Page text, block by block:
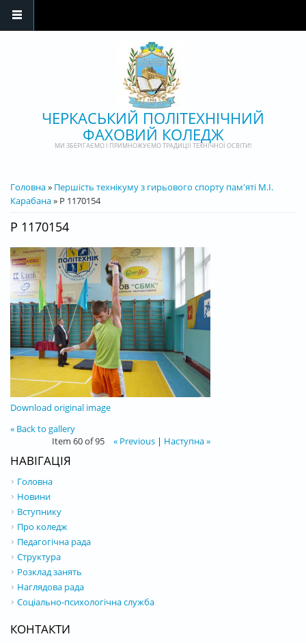
ЧЕРКАСЬКИЙ ПОЛІТЕХНІЧНИЙ
ФАХОВИЙ КОЛЕДЖ
МИ ЗБЕРІГАЄМО І ПРИМНОЖУЄМО ТРАДИЦІЇ ТЕХНІЧНОЇ ОСВІТИ!
ВИ Є ТУТ
Головна» Першість технікуму з гирьового спорту пам'яті М.І.
Карабана» P 1170154
P 1170154
Download original image
« Back to gallery
Item 60 of 95
« Previous| Наступна »
НАВІГАЦІЯ
Головна
Новини
Вступнику
Про коледж
Педагогічна рада
Структура
Розклад занять
Наглядова рада
Соціально-психологічна служба
КОНТАКТИ